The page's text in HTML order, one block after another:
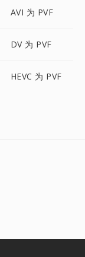
AVI 为 PVF
DV 为 PVF
HEVC 为 PVF